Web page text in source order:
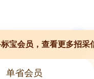
宝会员，查看更多招采
单省会员